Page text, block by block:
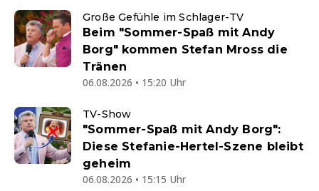
Große Gefühle im Schlager-TV
Beim "Sommer-Spaß mit Andy
Borg" kommen Stefan Mross die
Tränen
06.08.2026 • 15:20 Uhr
TV-Show
"Sommer-Spaß mit Andy Borg":
Diese Stefanie-Hertel-Szene bleibt
geheim
06.08.2026 • 15:15 Uhr